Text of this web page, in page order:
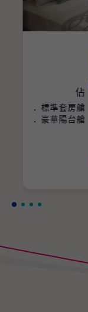
佔
標準套房艙
豪華陽台艙